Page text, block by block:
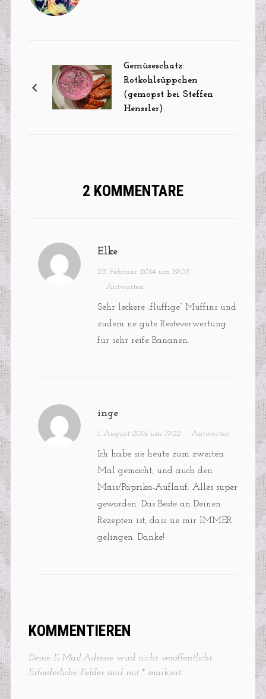
Gemüseschatz:
Rotkohlsüppchen
(gemopst bei Steffen
Henssler)
2 KOMMENTARE
Elke
23. Februar 2014 um 19:05
· Antworten
Sehr leckere „fluffige“ Muffins und
zudem ne gute Resteverwertung
für sehr reife Bananen.
inge
1. August 2014 um 19:22· Antworten
Ich habe sie heute zum zweiten
Mal gemacht, und auch den
Mais/Paprika-Auflauf. Alles super
geworden. Das Beste an Deinen
Rezepten ist, dass sie mir IMMER
gelingen. Danke!
KOMMENTIEREN
Deine E-Mail-Adresse wird nicht veröffentlicht.
Erforderliche Felder sind mit *markiert.